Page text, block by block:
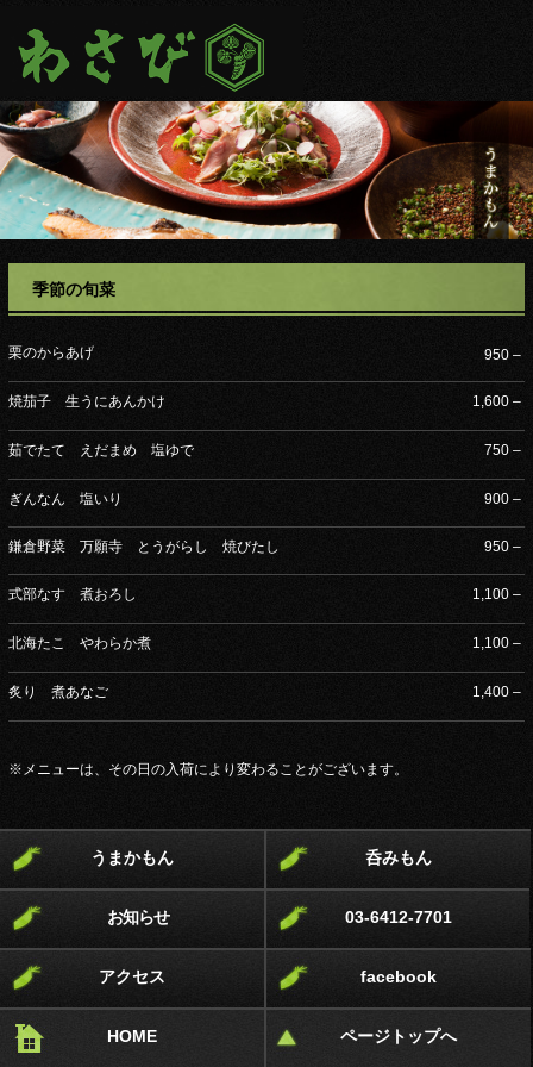
季節の旬菜
栗のからあげ 950 –
焼茄子 生うにあんかけ 1,600 –
茹でたて えだまめ 塩ゆで 750 –
ぎんなん 塩いり 900 –
鎌倉野菜 万願寺 とうがらし 焼びたし 950 –
式部なす 煮おろし 1,100 –
北海たこ やわらか煮 1,100 –
炙り 煮あなご 1,400 –
※メニューは、その日の入荷により変わることがございます。
うまかもん 呑みもん
お知らせ 03-6412-7701
アクセス facebook
HOME ページトップへ